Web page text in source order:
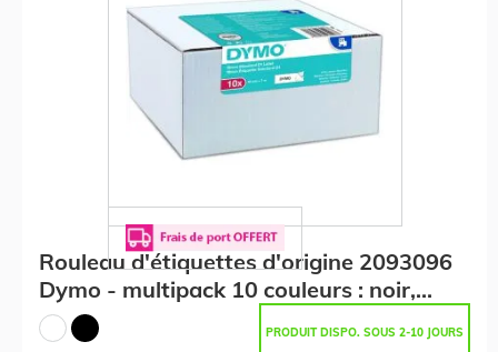
Rouleau d'étiquettes d'origine 2093096
Dymo - multipack 10 couleurs : noir,
blanc
PRODUIT DISPO. SOUS 2-10 JOURS